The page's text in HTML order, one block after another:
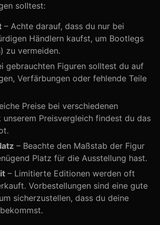
solltest:
– Achte darauf, dass du nur bei
Händlern kaufst, um Bootlegs
zu vermeiden.
gebrauchten Figuren solltest du auf
Verfärbungen oder fehlende Teile
Preise bei verschiedenen
unserem Preisvergleich findest du das
– Beachte den Maßstab der Figur
Platz für die Ausstellung hast.
– Limitierte Editionen werden oft
Vorbestellungen sind eine gute
sicherzustellen, dass du deine